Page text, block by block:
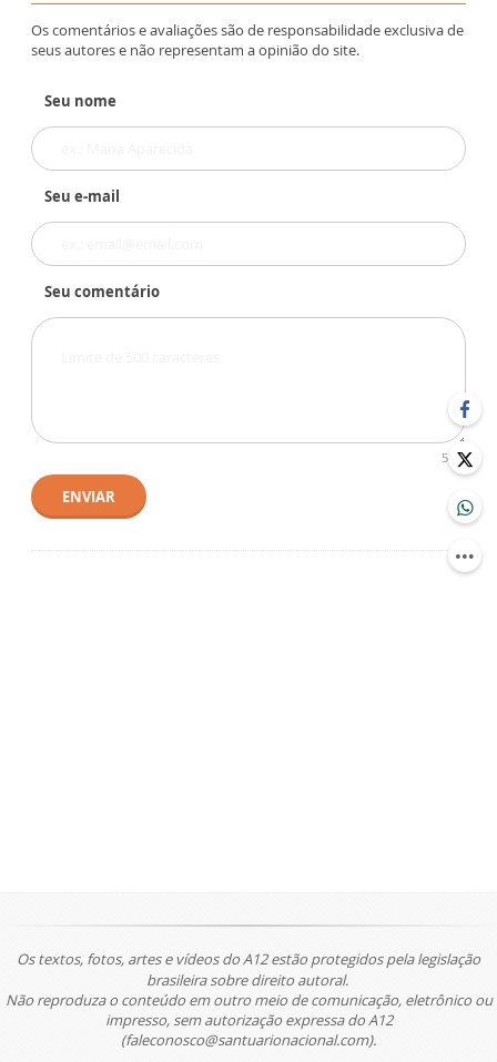
Os comentários e avaliações são de responsabilidade exclusiva de
seus autores e não representam a opinião do site.
Seu nome
Seu e-mail
Seu comentário
500
ENVIAR
Os textos, fotos, artes e vídeos do A12 estão protegidos pela legislação
brasileira sobre direito autoral.
Não reproduza o conteúdo em outro meio de comunicação, eletrônico ou
impresso, sem autorização expressa do A12
(faleconosco@santuarionacional.com).